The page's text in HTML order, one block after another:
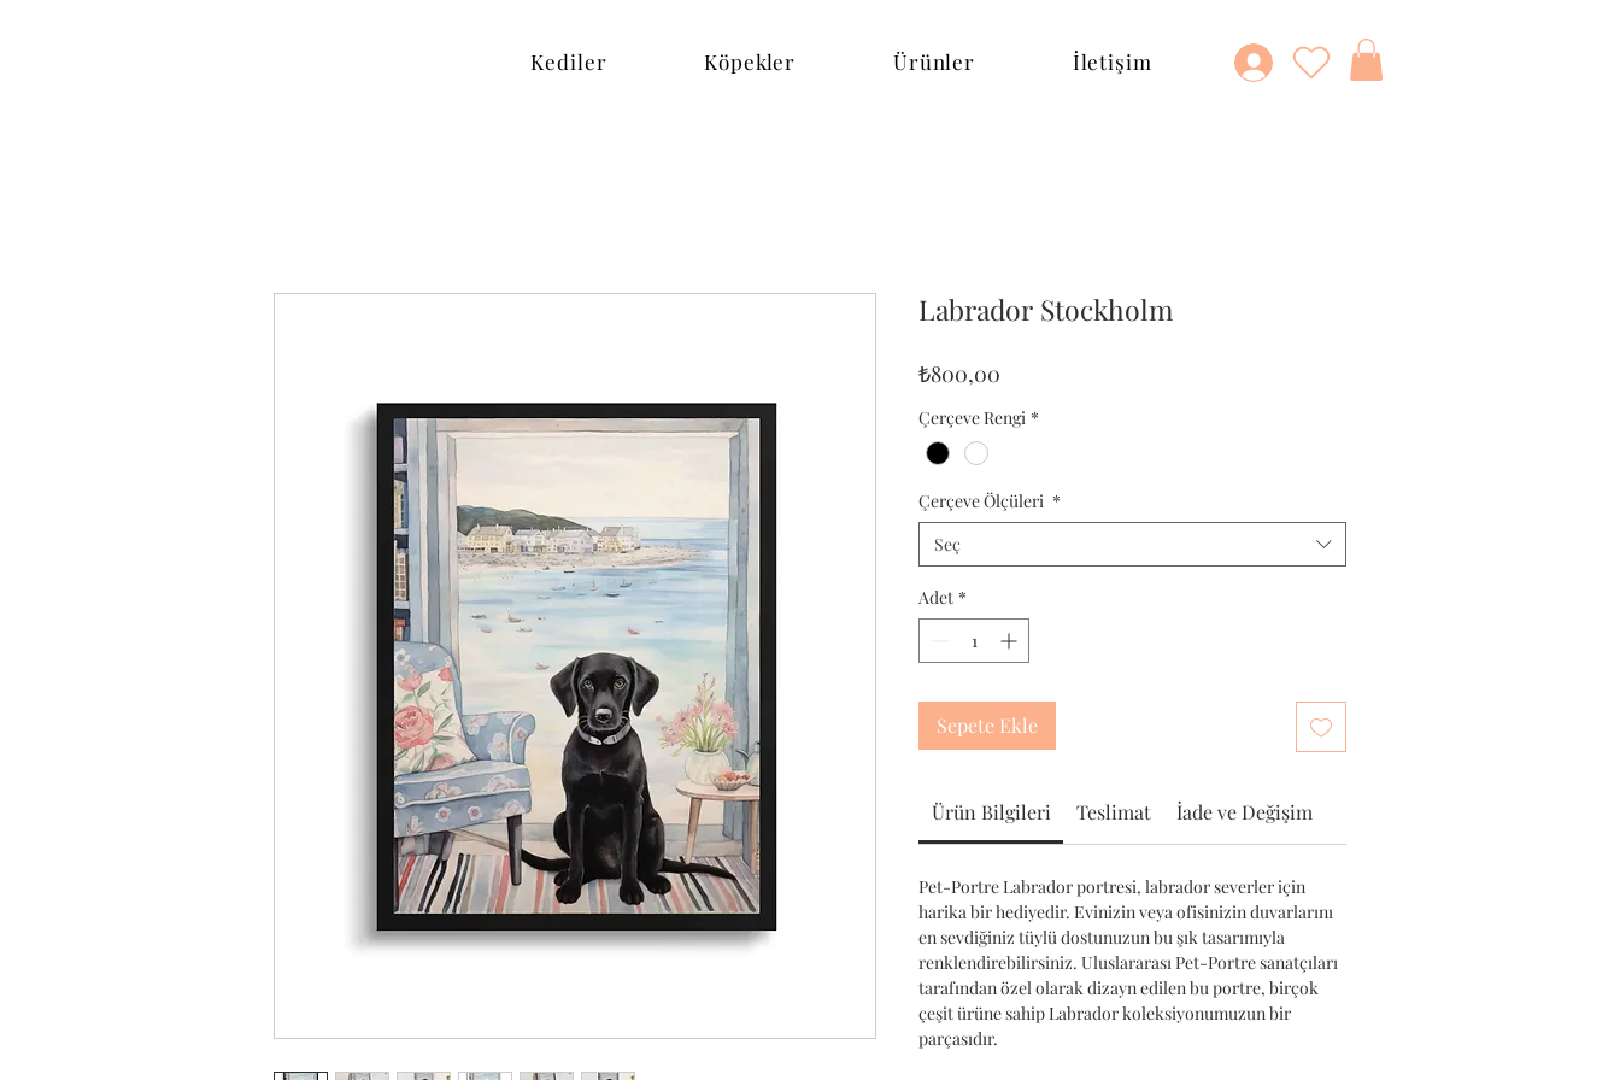
Kediler Köpekler Ürünler İletişim
Labrador Stockholm
₺800,00
Çerçeve Rengi *
Çerçeve Ölçüleri *
Seç
Adet *
Sepete Ekle
Ürün Bilgileri Teslimat İade ve Değişim
Pet-Portre Labrador portresi, labrador severler için
harika bir hediyedir. Evinizin veya ofisinizin duvarlarını
en sevdiğiniz tüylü dostunuzun bu şık tasarımıyla
renklendirebilirsiniz. Uluslararası Pet-Portre sanatçıları
tarafından özel olarak dizayn edilen bu portre, birçok
çeşit ürüne sahip Labrador koleksiyonumuzun bir
parçasıdır.